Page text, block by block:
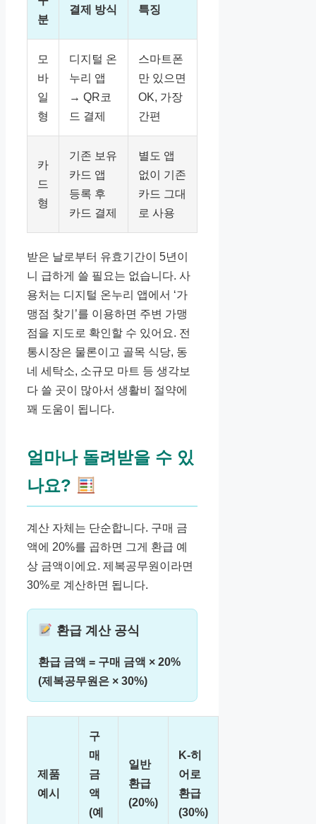
분
결제 방식 특징
모
바
일
형
디지털 온
누리 앱
→ QR코
드 결제
스마트폰
만 있으면
OK, 가장
간편
카
드
형
기존 보유
카드 앱
등록 후
카드 결제
별도 앱
없이 기존
카드 그대
로 사용
받은 날로부터 유효기간이 5년이
니 급하게 쓸 필요는 없습니다. 사
용처는 디지털 온누리 앱에서 ‘가
맹점 찾기’를 이용하면 주변 가맹
점을 지도로 확인할 수 있어요. 전
통시장은 물론이고 골목 식당, 동
네 세탁소, 소규모 마트 등 생각보
다 쓸 곳이 많아서 생활비 절약에
꽤 도움이 됩니다.
얼마나 돌려받을 수 있
나요?
계산 자체는 단순합니다. 구매 금
액에 20%를 곱하면 그게 환급 예
상 금액이에요. 제복공무원이라면
30%로 계산하면 됩니다.
환급 계산 공식
환급 금액 = 구매 금액 × 20%
(제복공무원은 × 30%)
제품
예시
구
매
금
액
(예
일반
환급
(20%)
K-히
어로
환급
(30%)